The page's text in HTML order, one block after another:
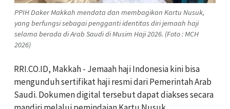
PPIH Daker Makkah mendata dan membagikan Kartu Nusuk,
yang berfungsi sebagai pengganti identitas diri jemaah haji
selama berada di Arab Saudi di Musim Haji 2026. (Foto : MCH
2026)
RRI.CO.ID, Makkah - Jemaah haji Indonesia kini bisa
mengunduh sertifikat haji resmi dari Pemerintah Arab
Saudi. Dokumen digital tersebut dapat diakses secara